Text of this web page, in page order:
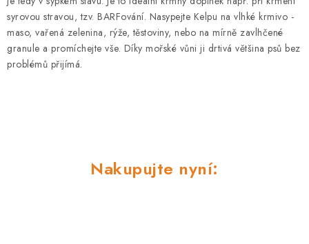
syrovou stravou, tzv. BARFování. Nasypejte Kelpu na vlhké krmivo -
maso, vařená zelenina, rýže, těstoviny, nebo na mírně zavlhčené
granule a promíchejte vše. Díky mořské vůni ji drtivá většina psů bez
problémů přijímá.
Nakupujte nyní: